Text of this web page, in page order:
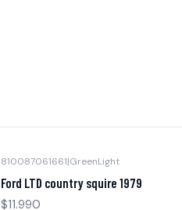
810087061661|GreenLight
Ford LTD country squire 1979
$11.990